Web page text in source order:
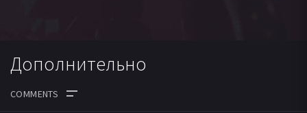
принц соседнего королевства, враждующего
Юная воительница облачается в мужские доспехи
Дополнительно